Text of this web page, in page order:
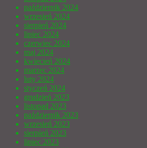
październik 2024
wrzesień 2024
sierpień 2024
lipiec 2024
czerwiec 2024
maj 2024
kwiecień 2024
marzec 2024
luty 2024
styczeń 2024
grudzień 2023
listopad 2023
październik 2023
wrzesień 2023
sierpień 2023
lipiec 2023